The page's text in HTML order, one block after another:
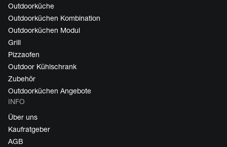
Outdoorküche
Outdoorküchen Kombination
Outdoorküchen Modul
Grill
Pizzaofen
Outdoor Kühlschrank
Zubehör
Outdoorküchen Angebote
INFO
Über uns
Kaufratgeber
AGB